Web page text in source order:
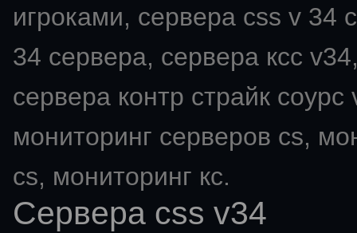
игроками, сервера css v 34
34 сервера, сервера ксс
сервера контр страйк
мониторинг серверов cs,
cs, мониторинг кс.
Сервера css v34